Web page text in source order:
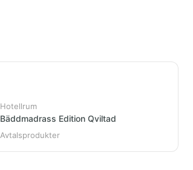
Hotellrum
Bäddmadrass Edition Qviltad
Avtalsprodukter